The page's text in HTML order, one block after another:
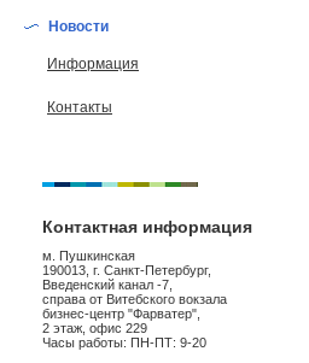
Новости
Информация
Контакты
Контактная информация
м. Пушкинская
190013, г. Санкт-Петербург,
Введенский канал -7,
справа от Витебского вокзала
бизнес-центр "Фарватер",
2 этаж, офис 229
Часы работы: ПН-ПТ: 9-20